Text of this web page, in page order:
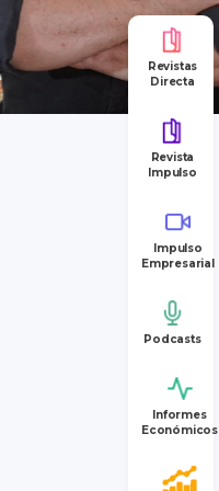
Revistas
Directa
Revista
Impulso
Impulso
Empresarial
Podcasts
Informes
Económicos